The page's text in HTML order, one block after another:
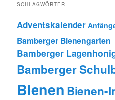
SCHLAGWÖRTER
Adventskalender
Bamberger Bienengarten
Bamberger
Bamberger
Bienen Bienen-